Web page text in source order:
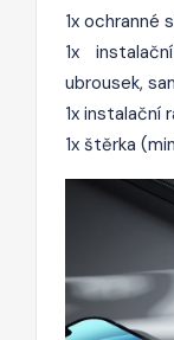
1x ochranné
1x
ubrousek,
1x instalační
1x štěrka